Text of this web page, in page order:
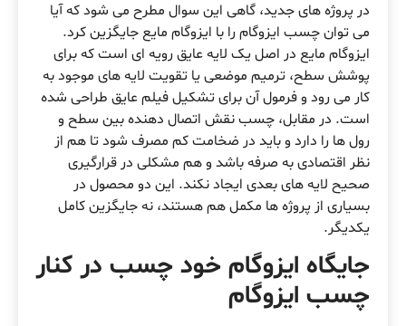
در پروژه های جدید، گاهی این سوال مطرح می شود که آیا
می توان چسب ایزوگام را با ایزوگام مایع جایگزین کرد.
ایزوگام مایع در اصل یک لایه عایق رویه ای است که برای
پوشش سطح، ترمیم موضعی یا تقویت لایه های موجود به
کار می رود و فرمول آن برای تشکیل فیلم عایق طراحی شده
است. در مقابل، چسب نقش اتصال دهنده بین سطح و
رول ها را دارد و باید در ضخامت کم مصرف شود تا هم از
نظر اقتصادی به صرفه باشد و هم مشکلی در قرارگیری
صحیح لایه های بعدی ایجاد نکند. این دو محصول در
بسیاری از پروژه ها مکمل هم هستند، نه جایگزین کامل
یکدیگر.
جایگاه ایزوگام خود چسب در کنار
چسب ایزوگام